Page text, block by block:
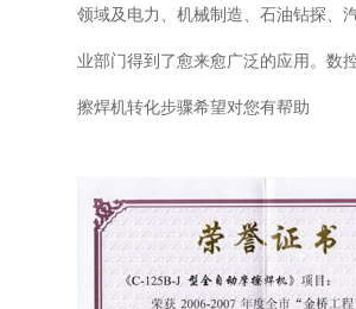
领域及电力、机械制造、石油钻探、
业部门得到了愈来愈广泛的应用。数
擦焊机转化步骤希望对您有帮助